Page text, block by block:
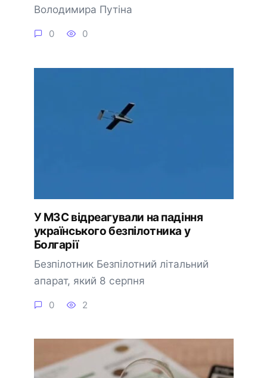
Володимира Путіна
0 0
У МЗС відреагували на падіння
українського безпілотника у
Болгарії
Безпілотник Безпілотний літальний
апарат, який 8 серпня
0 2